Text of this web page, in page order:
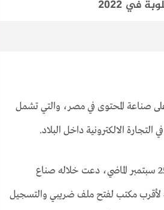
2022
صناعة المحتوى في مصر، والتي تشمل
التجارة الالكترونية داخل البلاد.
قد نشرت بيانا السبت 25 سبتمبر الماضي، دعت خلاله صناع
لأقرب مكتب لفتح ملف ضريبي والتسجيل